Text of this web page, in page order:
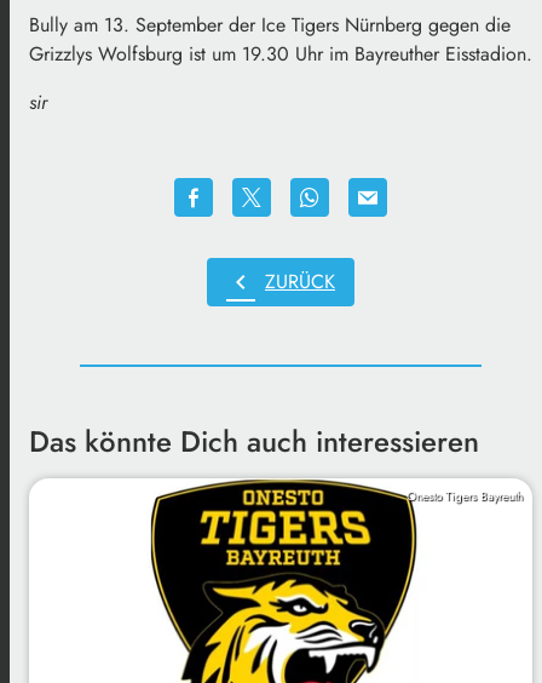
Bully am 13. September der Ice Tigers Nürnberg gegen die
Grizzlys Wolfsburg ist um 19.30 Uhr im Bayreuther Eisstadion.
sir
chevron_left ZURÜCK
Das könnte Dich auch interessieren
Onesto Tigers Bayreuth